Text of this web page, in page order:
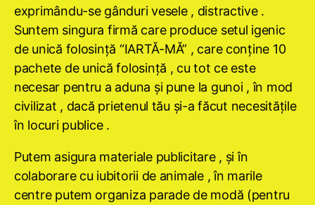
exprimându-se gânduri vesele , distractive .
Suntem singura firmă care produce setul igenic
de unică folosinţă “IARTĂ-MĂ” , care conţine 10
pachete de unică folosinţă , cu tot ce este
necesar pentru a aduna şi pune la gunoi , în mod
civilizat , dacă prietenul tău şi-a făcut necesităţile
în locuri publice .
Putem asigura materiale publicitare , şi în
colaborare cu iubitorii de animale , în marile
centre putem organiza parade de modă (pentru